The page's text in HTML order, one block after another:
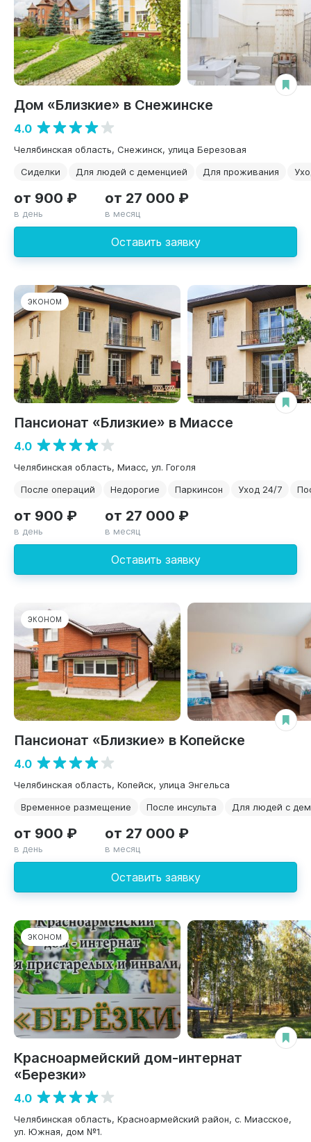
Дом «Близкие» в Снежинске
4.0
Челябинская область, Снежинск, улица Березовая
Сиделки
Для людей с деменцией Для проживания
Оставить заявку
от 900 ₽
в день
от 27 000 ₽
в месяц
ЭКОНОМ
Пансионат «Близкие» в Миассе
4.0
Челябинская область, Миасс, ул. Гоголя
После операций
Недорогие Паркинсон Уход 24/7
Оставить заявку
от 900 ₽
в день
от 27 000 ₽
в месяц
ЭКОНОМ
Пансионат «Близкие» в Копейске
4.0
Челябинская область, Копейск, улица Энгельса
Временное размещение
После инсульта Для людей с
Оставить заявку
от 900 ₽
в день
от 27 000 ₽
в месяц
ЭКОНОМ
Красноармейский дом-интернат
«Березки»
4.0
Челябинская область, Красноармейский район, с. Миасское,
ул. Южная, дом №1.